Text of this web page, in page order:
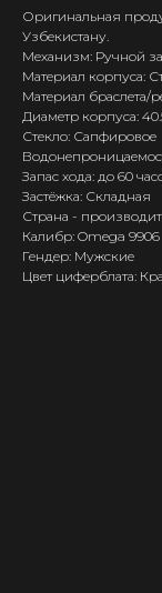
Оригинальная
Узбекистану.
Механизм: Ручной
Материал корпуса:
Материал браслета/
Диаметр корпуса:
Стекло: Сапфировое
Запас хода: до 60
Застёжка: Складная
Страна -
Калибр: Omega 9906
Гендер: Мужские
Цвет циферблата: